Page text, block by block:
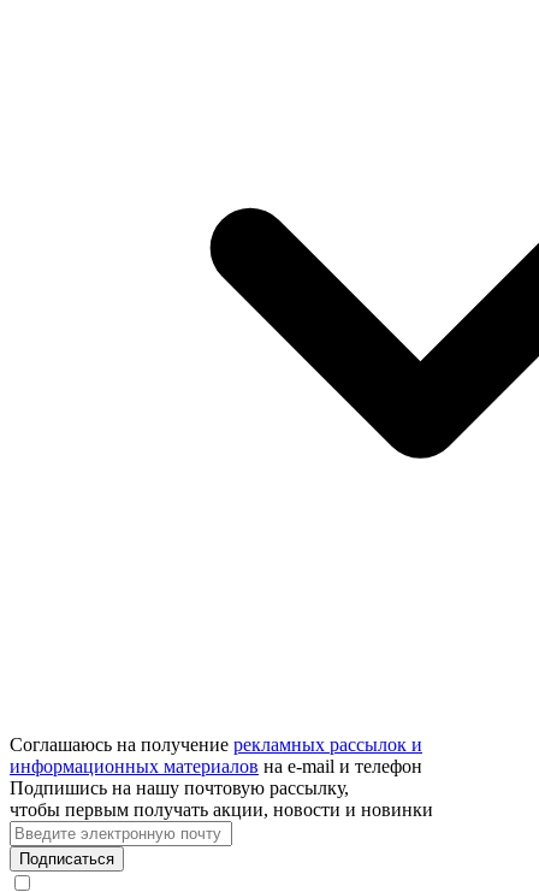
Соглашаюсь на получение рекламных рассылок и
информационных материалов на e‑mail и телефон
Подпишись на нашу почтовую рассылку,
чтобы первым получать акции, новости и новинки
Подписаться